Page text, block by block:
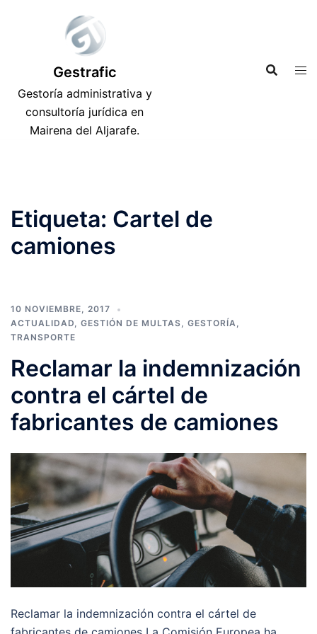
Gestrafic
Gestoría administrativa y
consultoría jurídica en
Mairena del Aljarafe.
Etiqueta: Cartel de
camiones
10 NOVIEMBRE, 2017
ACTUALIDAD, GESTIÓN DE MULTAS, GESTORÍA,
TRANSPORTE
Reclamar la indemnización
contra el cártel de
fabricantes de camiones
Reclamar la indemnización contra el cártel de